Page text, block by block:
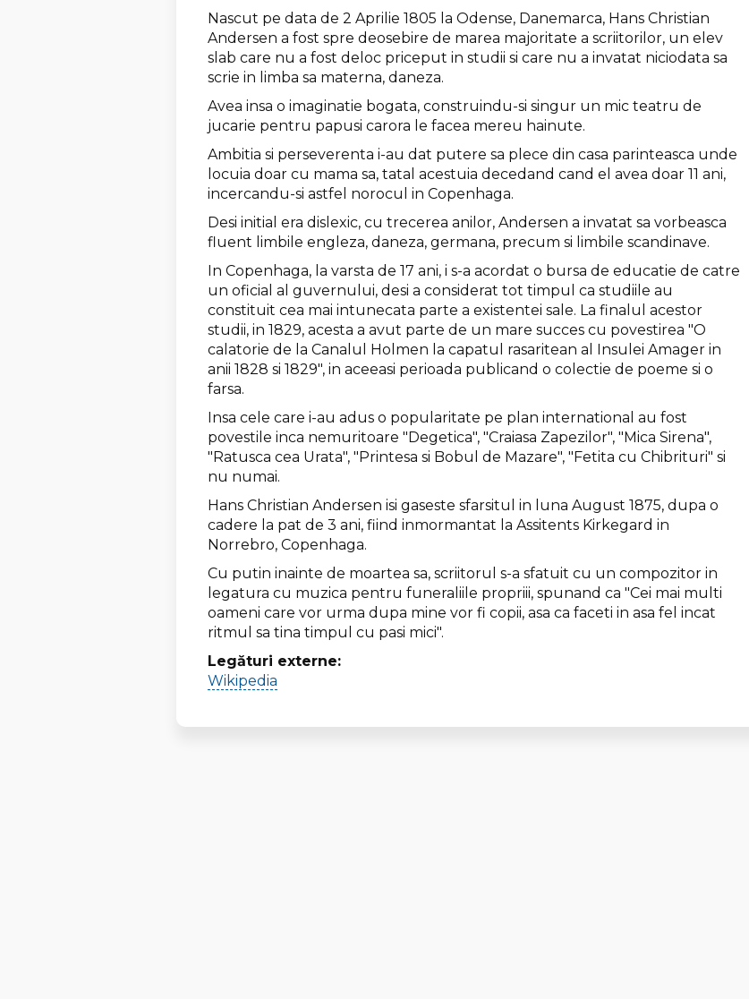
Nascut pe data de 2 Aprilie 1805 la Odense, Danemarca, Hans Christian
Andersen a fost spre deosebire de marea majoritate a scriitorilor, un elev
slab care nu a fost deloc priceput in studii si care nu a invatat niciodata sa
scrie in limba sa materna, daneza.
Avea insa o imaginatie bogata, construindu-si singur un mic teatru de
jucarie pentru papusi carora le facea mereu hainute.
Ambitia si perseverenta i-au dat putere sa plece din casa parinteasca unde
locuia doar cu mama sa, tatal acestuia decedand cand el avea doar 11 ani,
incercandu-si astfel norocul in Copenhaga.
Desi initial era dislexic, cu trecerea anilor, Andersen a invatat sa vorbeasca
fluent limbile engleza, daneza, germana, precum si limbile scandinave.
In Copenhaga, la varsta de 17 ani, i s-a acordat o bursa de educatie de catre
un oficial al guvernului, desi a considerat tot timpul ca studiile au
constituit cea mai intunecata parte a existentei sale. La finalul acestor
studii, in 1829, acesta a avut parte de un mare succes cu povestirea "O
calatorie de la Canalul Holmen la capatul rasaritean al Insulei Amager in
anii 1828 si 1829", in aceeasi perioada publicand o colectie de poeme si o
farsa.
Insa cele care i-au adus o popularitate pe plan international au fost
povestile inca nemuritoare "Degetica", "Craiasa Zapezilor", "Mica Sirena",
"Ratusca cea Urata", "Printesa si Bobul de Mazare", "Fetita cu Chibrituri" si
nu numai.
Hans Christian Andersen isi gaseste sfarsitul in luna August 1875, dupa o
cadere la pat de 3 ani, fiind inmormantat la Assitents Kirkegard in
Norrebro, Copenhaga.
Cu putin inainte de moartea sa, scriitorul s-a sfatuit cu un compozitor in
legatura cu muzica pentru funeraliile propriii, spunand ca "Cei mai multi
oameni care vor urma dupa mine vor fi copii, asa ca faceti in asa fel incat
ritmul sa tina timpul cu pasi mici".
Legături externe:
Wikipedia